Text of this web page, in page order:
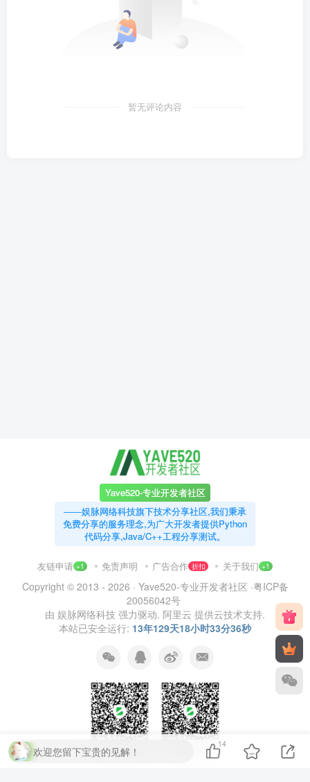
暂无评论内容
Yave520-专业开发者社区
——娱脉网络科技旗下技术分享社区,我们秉承
免费分享的服务理念,为广大开发者提供Python
代码分享,Java/C++工程分享测试。
友链申请 +1 免责声明 广告合作 折扣 关于我们 +1
Copyright © 2013 - 2026 · Yave520-专业开发者社区 ·粤ICP备
20056042号
由 娱脉网络科技 强力驱动. 阿里云 提供云技术支持.
本站已安全运行: 13年129天18小时33分37秒
扫码加QQ群 扫码加微信
欢迎您留下宝贵的见解！
14